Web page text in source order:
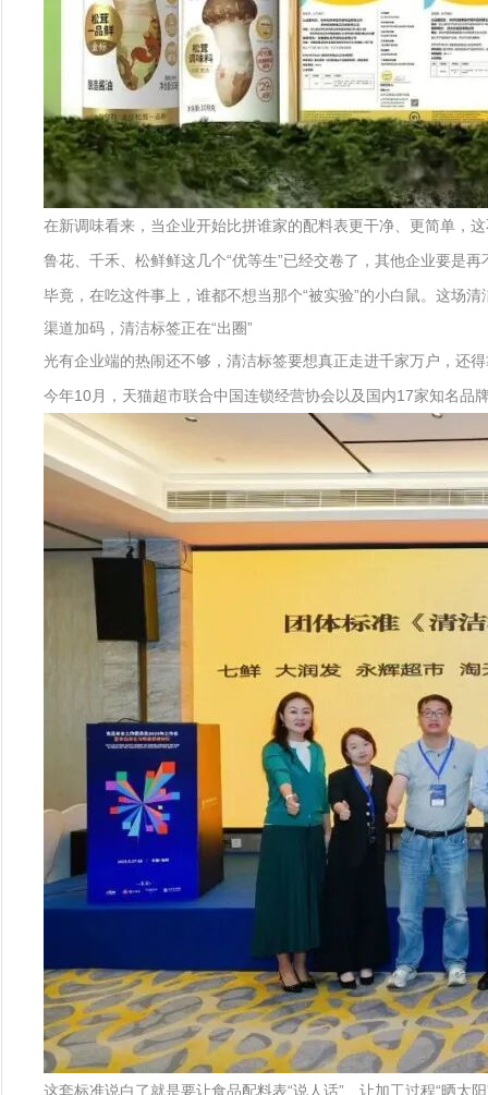
在新调味看来，当企业开始比拼谁家的配料表更干净、更简单，
鲁花、千禾、松鲜鲜这几个“优等生”已经交卷了，其他企业要是
毕竟，在吃这件事上，谁都不想当那个“被实验”的小白鼠。这场
渠道加码，清洁标签正在“出圈”
光有企业端的热闹还不够，清洁标签要想真正走进千家万户，还
今年10月，天猫超市联合中国连锁经营协会以及国内17家知名品
这套标准说白了就是要让食品配料表“说人话”、让加工过程“晒太